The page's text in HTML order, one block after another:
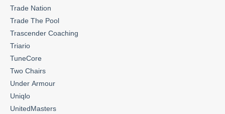
Trade Nation
Trade The Pool
Trascender Coaching
Triario
TuneCore
Two Chairs
Under Armour
Uniqlo
UnitedMasters